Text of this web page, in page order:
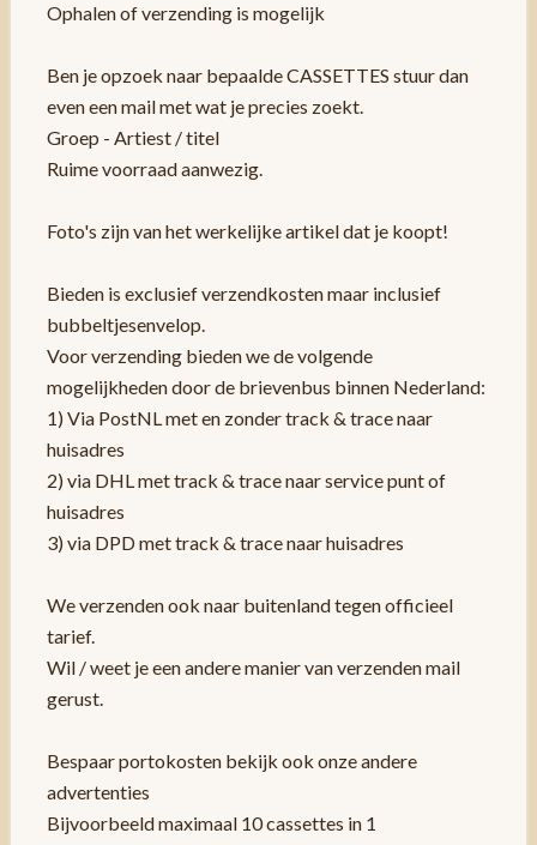
Ophalen of verzending is mogelijk
Ben je opzoek naar bepaalde CASSETTES stuur dan
even een mail met wat je precies zoekt.
Groep - Artiest / titel
Ruime voorraad aanwezig.
Foto's zijn van het werkelijke artikel dat je koopt!
Bieden is exclusief verzendkosten maar inclusief
bubbeltjesenvelop.
Voor verzending bieden we de volgende
mogelijkheden door de brievenbus binnen Nederland:
1) Via PostNL met en zonder track & trace naar
huisadres
2) via DHL met track & trace naar service punt of
huisadres
3) via DPD met track & trace naar huisadres
We verzenden ook naar buitenland tegen officieel
tarief.
Wil / weet je een andere manier van verzenden mail
gerust.
Bespaar portokosten bekijk ook onze andere
advertenties
Bijvoorbeeld maximaal 10 cassettes in 1